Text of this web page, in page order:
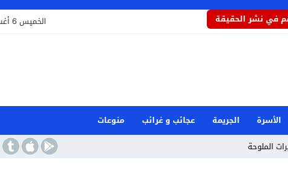
في نشر الحقيقة الخميس 6 أغسطس 2026 - 14:28 مساءً
الأسرة الجريمة عجائب و غرائب
منوعات
الملوحة